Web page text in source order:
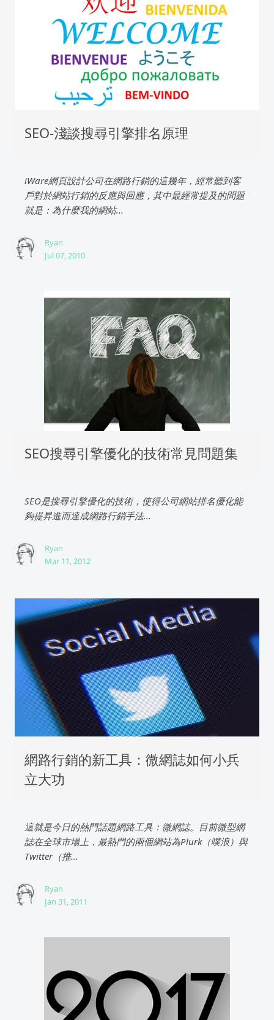
SEO-淺談搜尋引擎排名原理
iWare網頁設計公司在網路行銷的這幾年，經常聽到客
戶對於網站行銷的反應與回應，其中最經常提及的問題
就是：為什麼我的網站...
Ryan
Jul 07, 2010
SEO搜尋引擎優化的技術常見問題集
SEO是搜尋引擎優化的技術，使得公司網站排名優化能
夠提昇進而達成網路行銷手法...
Ryan
Mar 11, 2012
網路行銷的新工具：微網誌如何小兵
立大功
這就是今日的熱門話題網路工具：微網誌。目前微型網
誌在全球市場上，最熱門的兩個網站為Plurk（噗浪）與
Twitter（推...
Ryan
Jan 31, 2011